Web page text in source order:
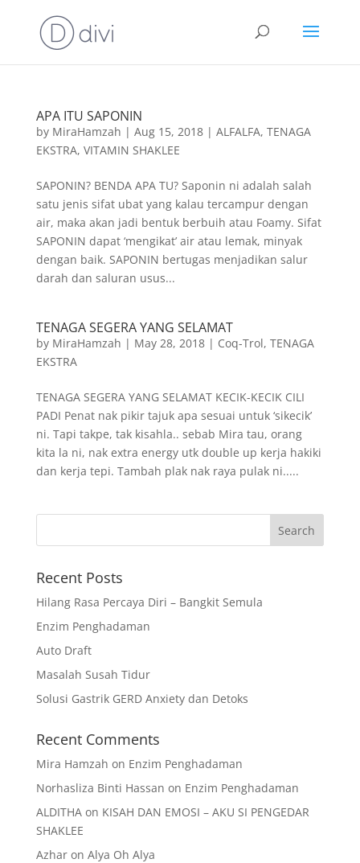
APA ITU SAPONIN
by MiraHamzah | Aug 15, 2018| ALFALFA, TENAGA
EKSTRA, VITAMIN SHAKLEE
SAPONIN? BENDA APA TU? Saponin ni adalah salah
satu jenis sifat ubat yang kalau tercampur dengan
air, maka akan jadi bentuk berbuih atau Foamy. Sifat
SAPONIN dapat ‘mengikat’ air atau lemak, minyak
dengan baik. SAPONIN bertugas menjadikan salur
darah dan saluran usus...
TENAGA SEGERA YANG SELAMAT
by MiraHamzah | May 28, 2018| Coq-Trol, TENAGA
EKSTRA
TENAGA SEGERA YANG SELAMAT KECIK-KECIK CILI
PADI Penat nak pikir tajuk apa sesuai untuk ‘sikecik’
ni. Tapi takpe, tak kisahla.. sebab Mira tau, orang
kita la ni, nak extra energy utk double up kerja hakiki
dan kerja tepi. Tambah plak nak raya pulak ni.....
Recent Posts
Hilang Rasa Percaya Diri – Bangkit Semula
Enzim Penghadaman
Auto Draft
Masalah Susah Tidur
Solusi Gastrik GERD Anxiety dan Detoks
Recent Comments
Mira Hamzah on Enzim Penghadaman
Norhasliza Binti Hassan on Enzim Penghadaman
ALDITHAon KISAH DAN EMOSI – AKU SI PENGEDAR
SHAKLEE
Azharon Alya Oh Alya